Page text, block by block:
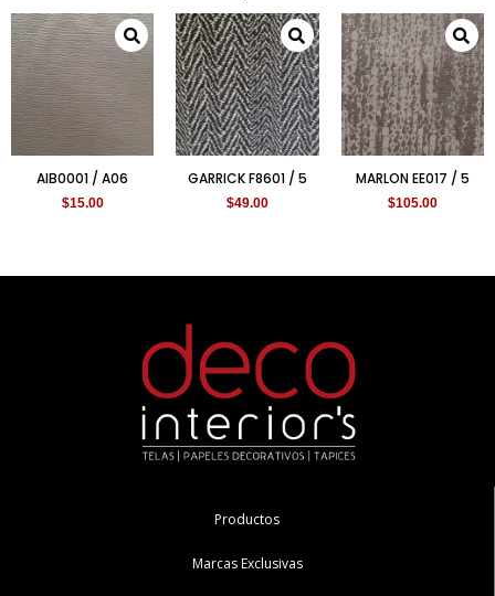
AIB0001 / A06
$15.00
GARRICK F8601 / 5
$49.00
MARLON EE017 / 5
$105.00
Productos
Marcas Exclusivas